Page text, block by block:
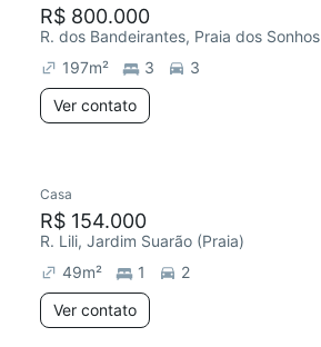
R$ 800.000
R. dos Bandeirantes, Praia dos Sonhos
197m² 3
3
Ver contato
Casa
R$ 154.000
R. Lili, Jardim Suarão (Praia)
49m² 1
2
Ver contato